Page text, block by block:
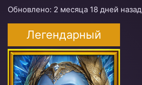
Обновлено: 2 месяца 18 дней назад
Легендарный